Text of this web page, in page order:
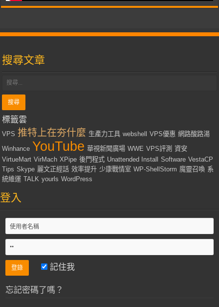
搜尋文章
標籤雲
VPS 推特上在夯什麼 生產力工具 webshell VPS優惠 網路酸路湯
Winhance YouTube 華視新聞廣場 WWE VPS評測 資安
VirtueMart VirMach XPipe 後門程式 Unattended Install Software VestaCP
Tips Skype 麗文正經話 效率提升 少康戰情室 WP-ShellStorm 魔靈召喚 系
統維運 TALK yourls WordPress
登入
記住我
忘記密碼了嗎？